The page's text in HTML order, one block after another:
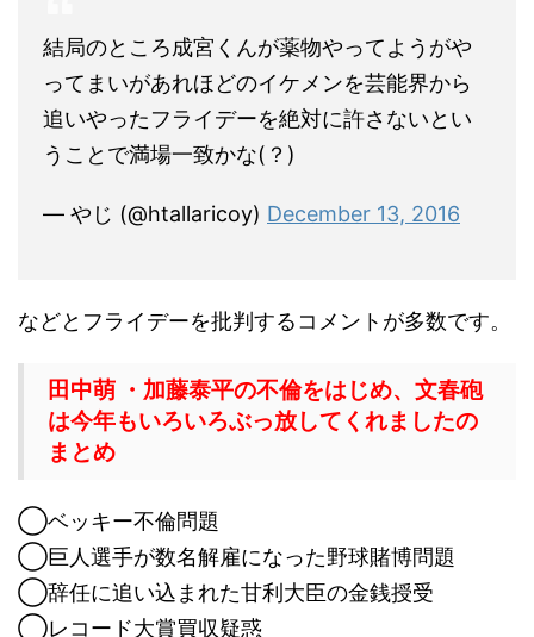
結局のところ成宮くんが薬物やってようがや
ってまいがあれほどのイケメンを芸能界から
追いやったフライデーを絶対に許さないとい
うことで満場一致かな(？)
— やじ (@htallaricoy) December 13, 2016
などとフライデーを批判するコメントが多数です。
田中萌 ・加藤泰平の不倫をはじめ、文春砲
は今年もいろいろぶっ放してくれましたの
まとめ
◯ベッキー不倫問題
◯巨人選手が数名解雇になった野球賭博問題
◯辞任に追い込まれた甘利大臣の金銭授受
◯レコード大賞買収疑惑